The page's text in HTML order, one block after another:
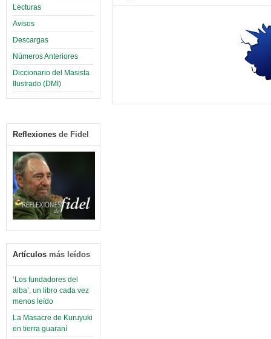
Lecturas
Avisos
Descargas
Números Anteriores
Diccionario del Masista
Ilustrado (DMI)
Reflexiones de Fidel
Artículos más leídos
‘Los fundadores del
alba’, un libro cada vez
menos leído
La Masacre de Kuruyuki
en tierra guaraní